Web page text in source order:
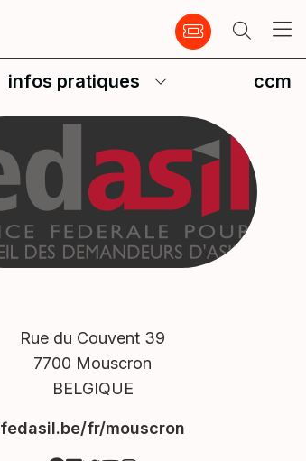
infos pratiques ccm
Rue du Couvent 39
7700 Mouscron
BELGIQUE
fedasil.be/fr/mouscron